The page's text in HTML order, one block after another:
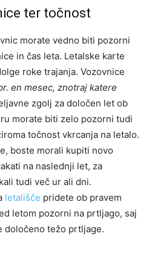
ter točnost
morate vedno biti pozorni
in čas leta. Letalske karte
roke trajanja. Vozovnice
en mesec, znotraj katere
zgolj za določen let ob
morate biti zelo pozorni tudi
točnost vkrcanja na letalo.
boste morali kupiti novo
na naslednji let, za
tudi več ur ali dni.
letališče pridete ob pravem
letom pozorni na prtljago, saj
določeno težo prtljage.